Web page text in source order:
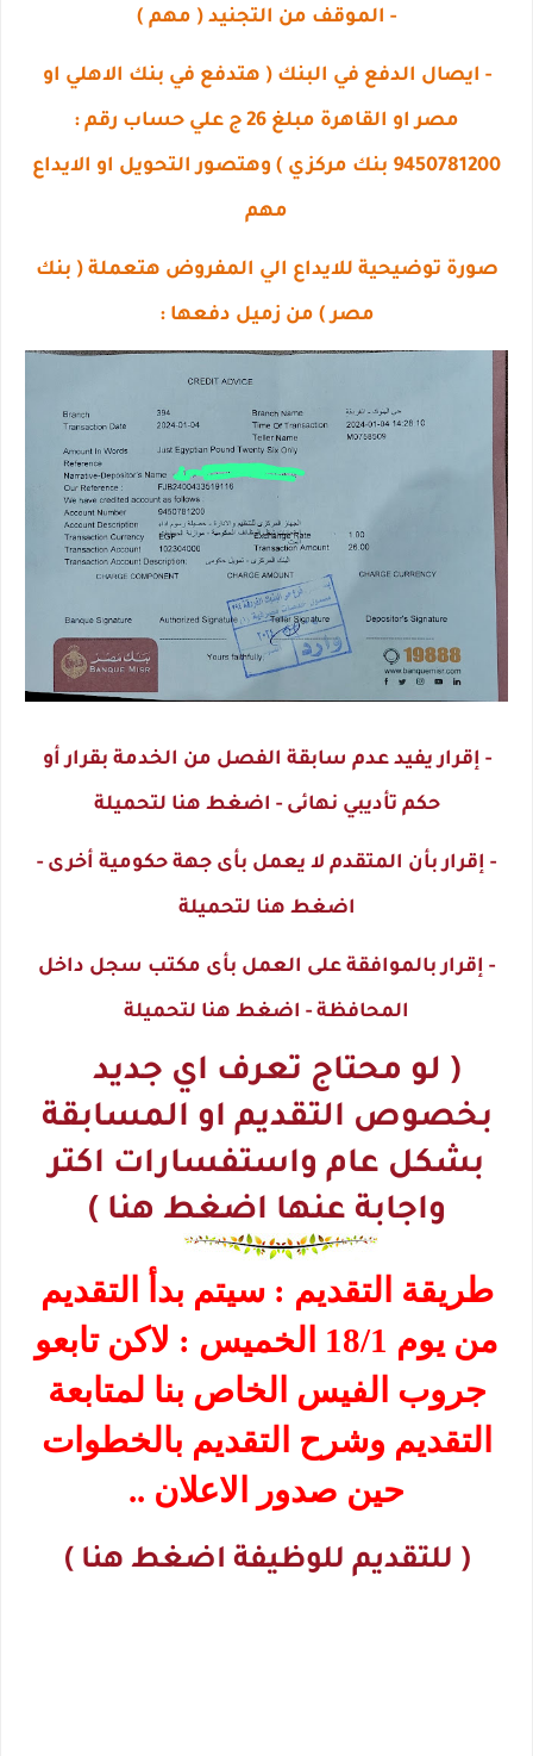
- الموقف من التجنيد ( مهم )
- ايصال الدفع في البنك ( هتدفع في بنك الاهلي او
مصر او القاهرة مبلغ 26 ج علي حساب رقم :
9450781200 بنك مركزي ) وهتصور التحويل او الايداع
مهم
صورة توضيحية للايداع الي المفروض هتعملة ( بنك
مصر ) من زميل دفعها :
- إقرار يفيد عدم سابقة الفصل من الخدمة بقرار أو
حكم تأديبي نهائى - اضغط هنا لتحميلة
- إقرار بأن المتقدم لا يعمل بأى جهة حكومية أخرى -
اضغط هنا لتحميلة
- إقرار بالموافقة على العمل بأى مكتب سجل داخل
المحافظة - اضغط هنا لتحميلة
( لو محتاج تعرف اي جديد
بخصوص التقديم او المسابقة
بشكل عام واستفسارات اكتر
واجابة عنها اضغط هنا )
طريقة التقديم : سيتم بدأ التقديم
من يوم 18/1 الخميس : لاكن تابعو
جروب الفيس الخاص بنا لمتابعة
التقديم وشرح التقديم بالخطوات
حين صدور الاعلان ..
( للتقديم للوظيفة اضغط هنا )